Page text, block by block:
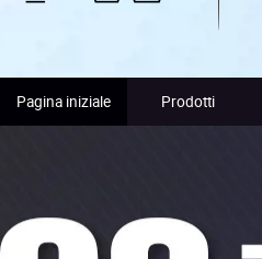
Pagina iniziale Prodotti